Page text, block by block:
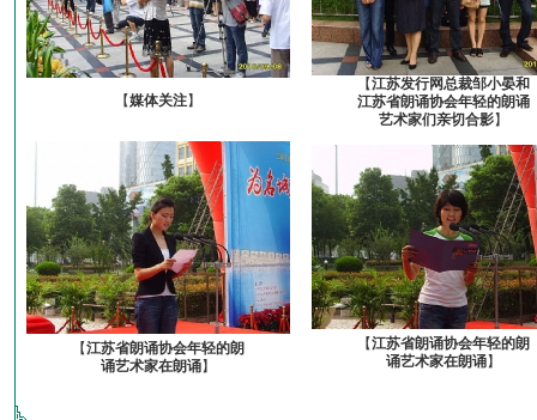
【媒体关注】
【江苏发行网总裁邹小晏和
江苏省朗诵协会年轻的朗诵
艺术家们亲切合影】
【江苏省朗诵协会年轻的朗
诵艺术家在朗诵】
【江苏省朗诵协会年轻的朗
诵艺术家在朗诵】